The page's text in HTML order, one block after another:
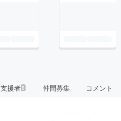
支援者8 仲間募集 コメント